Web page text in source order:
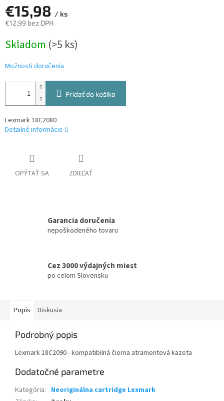
€15,98 / ks
€12,99 bez DPH
cena:
Skladom (>5 ks)
Možnosti doručenia
Pridať do košíka
Lexmark 18C2080
Detailné informácie
OPÝTAŤ SA ZDIEĽAŤ
Garancia doručenia
nepoškodeného tovaru
Cez 3000 výdajných miest
po celom Slovensku
Popis Diskusia
Podrobný popis
Lexmark 18C2090 - kompatibilná čierna atramentová kazeta
Dodatočné parametre
Kategória: Neoriginálna cartridge Lexmark